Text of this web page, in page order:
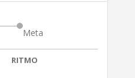
Meta
RITMO